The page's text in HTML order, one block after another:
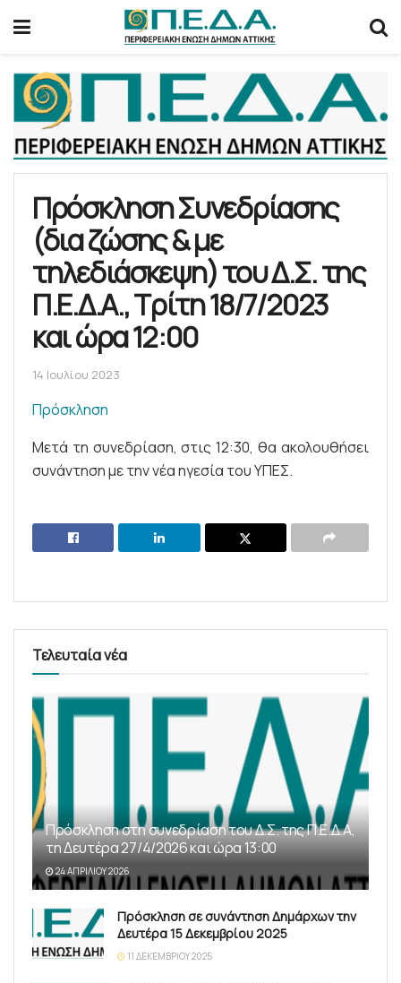
Πρόσκληση Συνεδρίασης
(δια ζώσης & με
τηλεδιάσκεψη) του Δ.Σ. της
Π.Ε.Δ.Α., Τρίτη 18/7/2023
και ώρα 12:00
14 Ιουλίου 2023
Πρόσκληση
Μετά τη συνεδρίαση, στις 12:30, θα ακολουθήσει
συνάντηση με την νέα ηγεσία του ΥΠΕΣ.
Τελευταία νέα
Πρόσκληση στη συνεδρίαση του Δ.Σ. της Π.Ε.Δ.Α,
τη Δευτέρα 27/4/2026 και ώρα 13:00
24 ΑΠΡΙΛΊΟΥ 2026
Πρόσκληση σε συνάντηση Δημάρχων την
Δευτέρα 15 Δεκεμβρίου 2025
11 ΔΕΚΕΜΒΡΊΟΥ 2025